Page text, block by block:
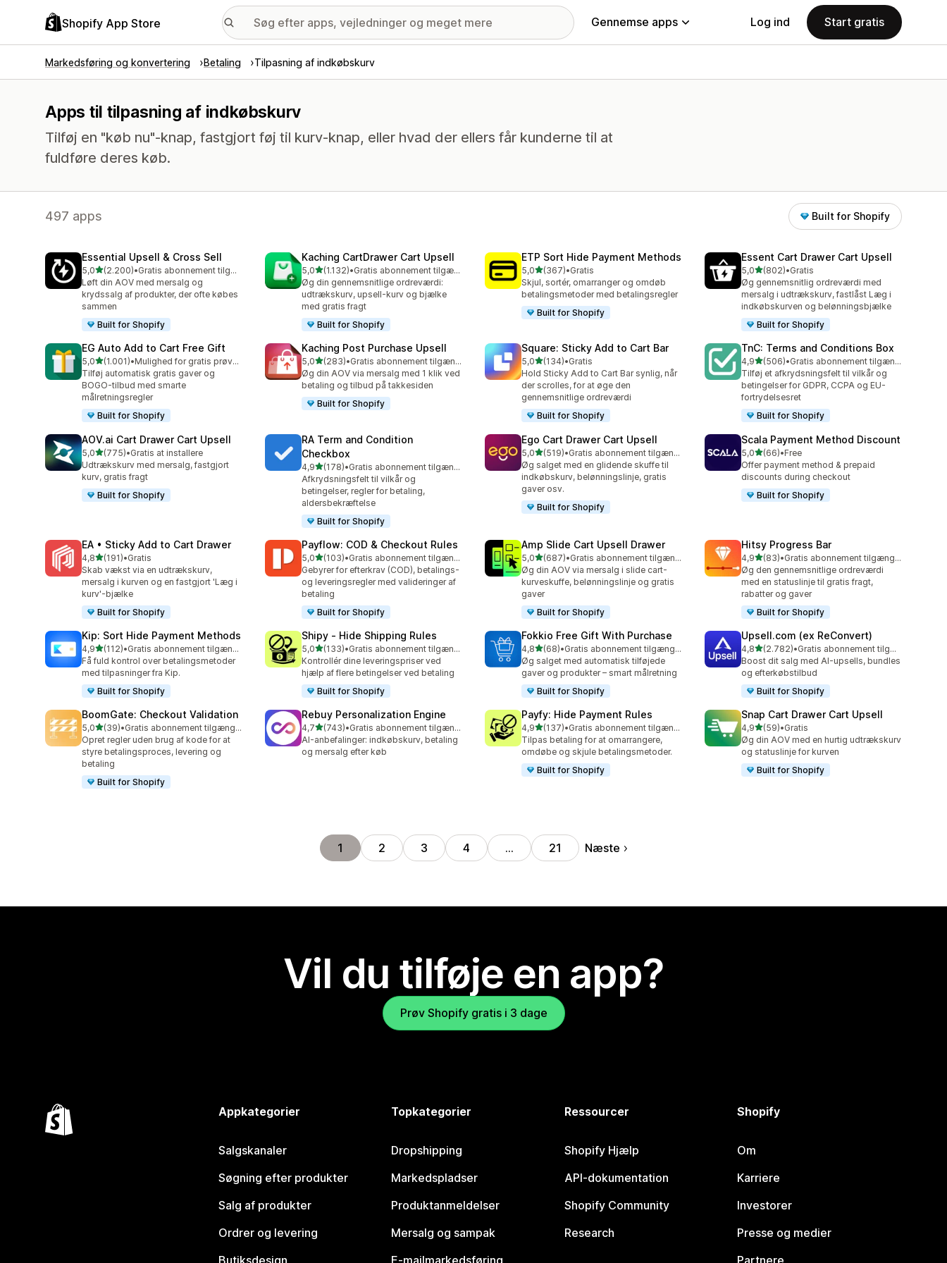
Shopify App Store Gennemse apps Log ind Start gratis
Markedsføring og konvertering Betaling Tilpasning af indkøbskurv
Apps til tilpasning af indkøbskurv
Tilføj en "køb nu"-knap, fastgjort føj til kurv-knap, eller hvad der ellers får kunderne til at
fuldføre deres køb.
497 apps Built for Shopify
Essential Upsell & Cross Sell
5,0ud af 5 stjerner
(2.200)
2200 anmeldelser i alt
•
Gratis abonnement tilgængeligt
Løft din AOV med mersalg og
krydssalg af produkter, der ofte købes
sammen
Built for Shopify
Kaching CartDrawer Cart Upsell
5,0ud af 5 stjerner
(1.132)
1132 anmeldelser i alt
•
Gratis abonnement tilgængeligt
Øg din gennemsnitlige ordreværdi:
udtrækskurv, upsell-kurv og bjælke
med gratis fragt
Built for Shopify
ETP Sort Hide Payment Methods
5,0ud af 5 stjerner
(367)
367 anmeldelser i alt
•Gratis
Skjul, sortér, omarranger og omdøb
betalingsmetoder med betalingsregler
Built for Shopify
Essent Cart Drawer Cart Upsell
5,0ud af 5 stjerner
(802)
802 anmeldelser i alt
•Gratis
Øg gennemsnitlig ordreværdi med
mersalg i udtrækskurv, fastlåst Læg i
indkøbskurven og belønningsbjælke
Built for Shopify
EG Auto Add to Cart Free Gift
5,0ud af 5 stjerner
(1.001)
1001 anmeldelser i alt
•
Mulighed for gratis prøveperiode
Tilføj automatisk gratis gaver og
BOGO-tilbud med smarte
målretningsregler
Built for Shopify
Kaching Post Purchase Upsell
5,0ud af 5 stjerner
(283)
283 anmeldelser i alt
•
Gratis abonnement tilgængeligt
Øg din AOV via mersalg med 1 klik ved
betaling og tilbud på takkesiden
Built for Shopify
Square: Sticky Add to Cart Bar
5,0ud af 5 stjerner
(134)
134 anmeldelser i alt
•Gratis
Hold Sticky Add to Cart Bar synlig, når
der scrolles, for at øge den
gennemsnitlige ordreværdi
Built for Shopify
TnC: Terms and Conditions Box
4,9ud af 5 stjerner
(506)
506 anmeldelser i alt
•
Gratis abonnement tilgængeligt
Tilføj et afkrydsningsfelt til vilkår og
betingelser for GDPR, CCPA og EU-
fortrydelsesret
Built for Shopify
AOV.ai Cart Drawer Cart Upsell
5,0ud af 5 stjerner
(775)
775 anmeldelser i alt
•Gratis at installere
Udtrækskurv med mersalg, fastgjort
kurv, gratis fragt
Built for Shopify
RA Term and Condition
Checkbox
4,9ud af 5 stjerner
(178)
178 anmeldelser i alt
•
Gratis abonnement tilgængeligt
Afkrydsningsfelt til vilkår og
betingelser, regler for betaling,
aldersbekræftelse
Built for Shopify
Ego Cart Drawer Cart Upsell
5,0ud af 5 stjerner
(519)
519 anmeldelser i alt
•
Gratis abonnement tilgængeligt
Øg salget med en glidende skuffe til
indkøbskurv, belønningslinje, gratis
gaver osv.
Built for Shopify
Scala Payment Method Discount
5,0ud af 5 stjerner
(66)
66 anmeldelser i alt
•Free
Offer payment method & prepaid
discounts during checkout
Built for Shopify
EA • Sticky Add to Cart Drawer
4,8ud af 5 stjerner
(191)
191 anmeldelser i alt
•Gratis
Skab vækst via en udtrækskurv,
mersalg i kurven og en fastgjort 'Læg i
kurv'-bjælke
Built for Shopify
Payflow: COD & Checkout Rules
5,0ud af 5 stjerner
(103)
103 anmeldelser i alt
•
Gratis abonnement tilgængeligt
Gebyrer for efterkrav (COD), betalings-
og leveringsregler med valideringer af
betaling
Built for Shopify
Amp Slide Cart Upsell Drawer
5,0ud af 5 stjerner
(687)
687 anmeldelser i alt
•
Gratis abonnement tilgængeligt
Øg din AOV via mersalg i slide cart-
kurveskuffe, belønningslinje og gratis
gaver
Built for Shopify
Hitsy Progress Bar
4,9ud af 5 stjerner
(83)
83 anmeldelser i alt
•
Gratis abonnement tilgængeligt
Øg den gennemsnitlige ordreværdi
med en statuslinje til gratis fragt,
rabatter og gaver
Built for Shopify
Kip: Sort Hide Payment Methods
4,9ud af 5 stjerner
(112)
112 anmeldelser i alt
•
Gratis abonnement tilgængeligt
Få fuld kontrol over betalingsmetoder
med tilpasninger fra Kip.
Built for Shopify
Shipy ‑ Hide Shipping Rules
5,0ud af 5 stjerner
(133)
133 anmeldelser i alt
•
Gratis abonnement tilgængeligt
Kontrollér dine leveringspriser ved
hjælp af flere betingelser ved betaling
Built for Shopify
Fokkio Free Gift With Purchase
4,8ud af 5 stjerner
(68)
68 anmeldelser i alt
•
Gratis abonnement tilgængeligt
Øg salget med automatisk tilføjede
gaver og produkter – smart målretning
Built for Shopify
Upsell.com (ex ReConvert)
4,8ud af 5 stjerner
(2.782)
2782 anmeldelser i alt
•
Gratis abonnement tilgængeligt
Boost dit salg med AI-upsells, bundles
og efterkøbstilbud
Built for Shopify
BoomGate: Checkout Validation
5,0ud af 5 stjerner
(39)
39 anmeldelser i alt
•
Gratis abonnement tilgængeligt
Opret regler uden brug af kode for at
styre betalingsproces, levering og
betaling
Built for Shopify
Rebuy Personalization Engine
4,7ud af 5 stjerner
(743)
743 anmeldelser i alt
•
Gratis abonnement tilgængeligt
AI-anbefalinger: indkøbskurv, betaling
og mersalg efter køb
Payfy: Hide Payment Rules
4,9ud af 5 stjerner
(137)
137 anmeldelser i alt
•
Gratis abonnement tilgængeligt
Tilpas betaling for at omarrangere,
omdøbe og skjule betalingsmetoder.
Built for Shopify
Snap Cart Drawer Cart Upsell
4,9ud af 5 stjerner
(59)
59 anmeldelser i alt
•Gratis
Øg din AOV med en hurtig udtrækskurv
og statuslinje for kurven
Built for Shopify
1 2 3 4 … 21 Næste
Vil du tilføje en app?
Prøv Shopify gratis i 3 dage
Appkategorier
Salgskanaler
Søgning efter produkter
Salg af produkter
Ordrer og levering
Topkategorier
Dropshipping
Markedspladser
Produktanmeldelser
Mersalg og sampak
Ressourcer
Shopify Hjælp
API-dokumentation
Shopify Community
Research
Shopify
Om
Karriere
Investorer
Presse og medier